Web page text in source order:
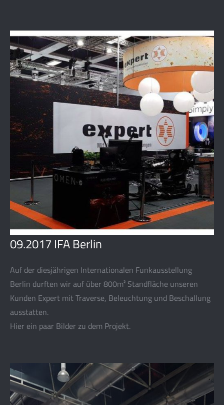
09.2017 IFA Berlin
Auf der diesjährigen Internationalen Funkausstellung
Berlin durften wir auf über 800m² Standfläche unseren
Kunden Expert mit Traverse, Beleuchtung und Beschallung
ausstatten.
Hier ein paar Bilder zu dem Projekt.